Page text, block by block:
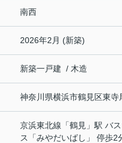
南西
2026年2月 (新築)
新築一戸建 / 木造
神奈川県横浜市鶴見区東寺
京浜東北線 「鶴見 」駅 バ
ス「みやだいばし」 停歩2